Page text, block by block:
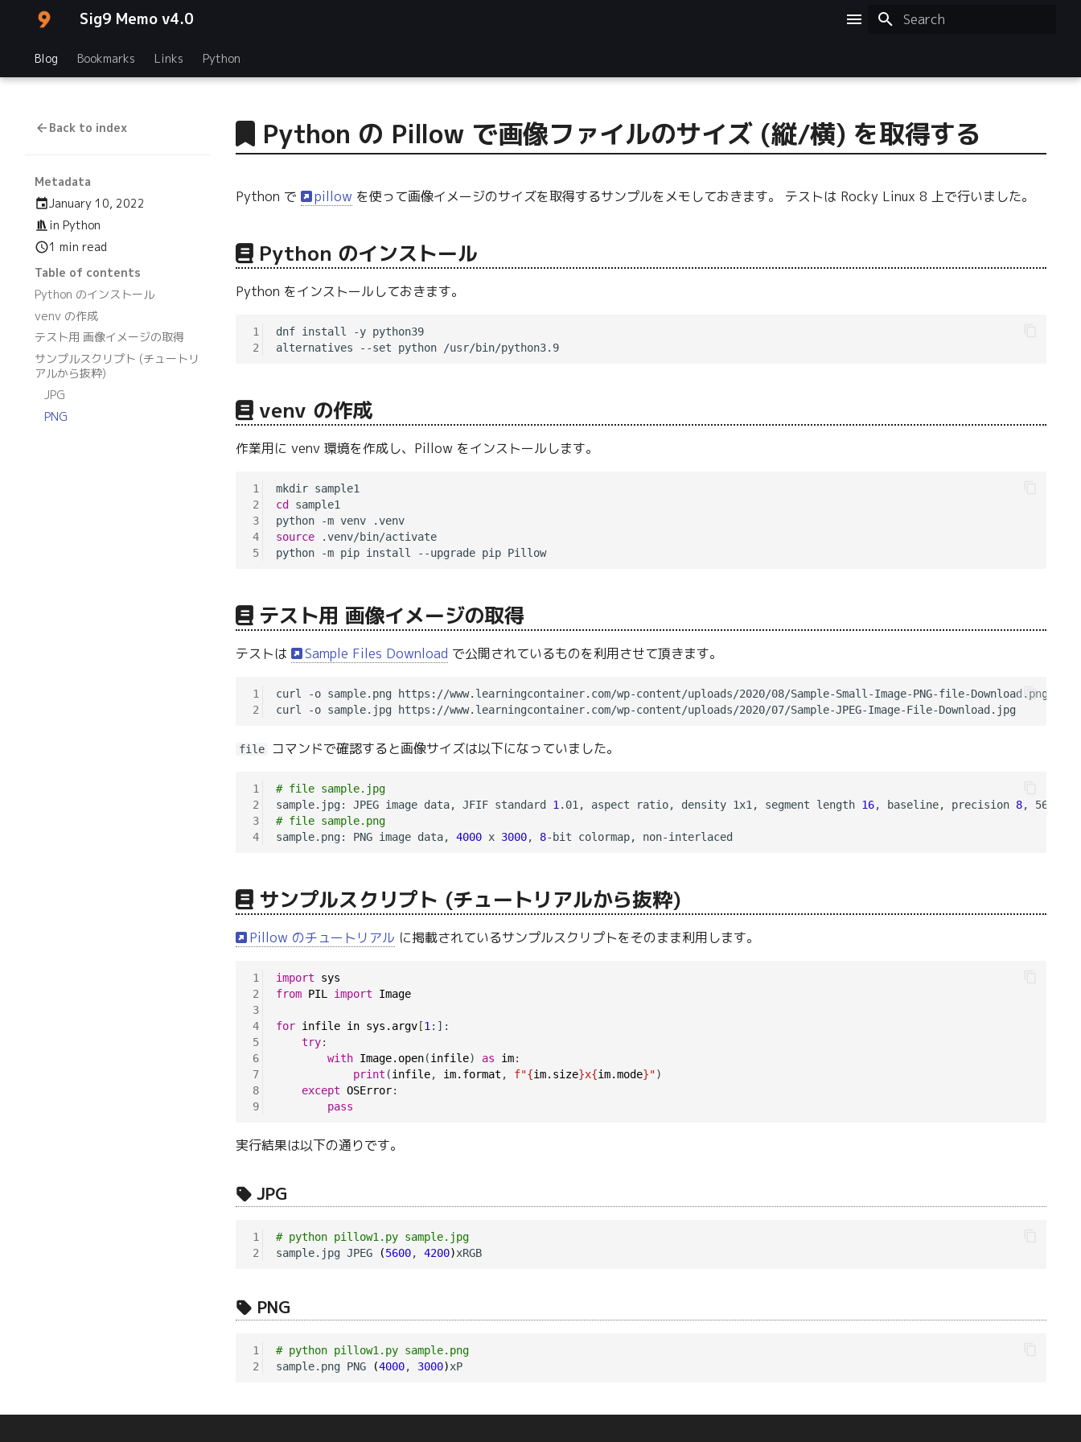
Sig9 Memo v4.0
Blog Bookmarks Links Python
Back to index
Metadata
January 10, 2022
inPython
1 min read
Table of contents
Python のインストール
venv の作成
テスト用 画像イメージの取得
サンプルスクリプト (チュートリ
アルから抜粋)
JPG
PNG
Python の Pillow で画像ファイルのサイズ (縦/横) を取得する
Python で pillow を使って画像イメージのサイズを取得するサンプルをメモしておきます。 テストは Rocky Linux 8 上で行いました。
Python のインストール
Python をインストールしておきます。
1
2
dnf install -y python39
alternatives --set python /usr/bin/python3.9
venv の作成
作業用に venv 環境を作成し、Pillow をインストールします。
1
2
3
4
5
cd
sample1
python -m venv .venv
source .venv/bin/activate
python -m pip install --upgrade pip Pillow
テスト用 画像イメージの取得
テストは Sample Files Download で公開されているものを利用させて頂きます。
1
2
curl -o sample.png https://www.learningcontainer.com/wp-content/uploads/2020/08/Sample-Small-Image-PNG-file-Download.png
curl -o sample.jpg https://www.learningcontainer.com/wp-content/uploads/2020/07/Sample-JPEG-Image-File-Download.jpg
file コマンドで確認すると画像サイズは以下になっていました。
1
2
3
4
# file sample.jpg
sample.jpg: JPEG image data, JFIF standard 1 .01, aspect ratio, density 1x1, segment length 16, baseline, precision 8,
# file sample.png
sample.png: PNG image data, 4000 x 3000, 8
サンプルスクリプト (チュートリアルから抜粋)
Pillow のチュートリアル に掲載されているサンプルスクリプトをそのまま利用します。
1
2
3
4
5
6
7
8
9
import
sys
from PIL import Image
for infile in sys.argv[1 :]:
try:
with Image.open(infile) as im:
print (infile, im.format , f"{im.size}x{im.mode}")
except OSError:
pass
実行結果は以下の通りです。
JPG
1
2
# python pillow1.py sample.jpg
sample.jpg JPEG
(5600, 4200) xRGB
PNG
1
2
# python pillow1.py sample.png
sample.png PNG
(4000, 3000) xP